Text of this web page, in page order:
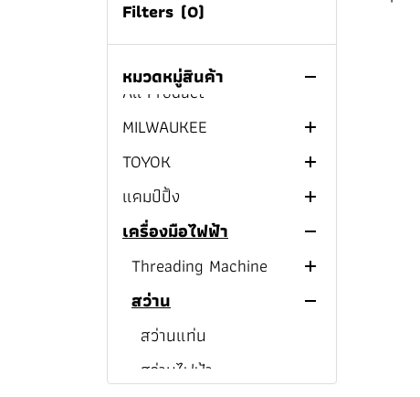
Filters (0)
หมวดหมู่สินค้า
All Product
MILWAUKEE
Cordless Wood Planer
MILWAUKEE
Cordless Wood Planer
M12™ MILWAUKEE
Cordless Wood Planer
M18™ MILWAUKEE
M12
M18
MILWAUKEE COMBO SET
MILWAUKEE Cordless
Drills
MILWAUKEE Cordless
MILWAUKEE Cordless
TOYOK
TOYOX Water Spray
Nozzle
TOYOX Hose Connector
TOYOK Garden hose
TOYOK Garden Hose Reel
แคมป์ปิ้ง
Insulated Tumblers
Charging Cable
Earbud Wireless
ลำโพงบลูทูธ
Flashlight And Spotlight
เครื่องมือไฟฟ้า
Threading Machine
Cordless Tapping
Machine
Electric Tapping
Machine
สว่าน
สว่านแท่น
สว่านไฟฟ้า